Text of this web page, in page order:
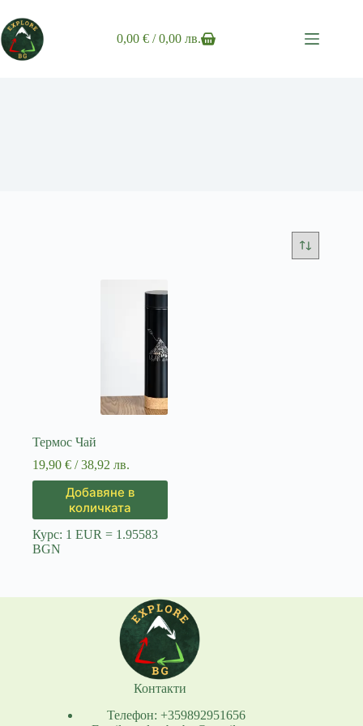
to
content
Shopping
0,00€ / 0,00 лв.
Термос Чай
19,90 € / 38,92 лв.
Добавяне в
количката
Курс: 1 EUR = 1.95583
BGN
Контакти
Телефон: +359892951656